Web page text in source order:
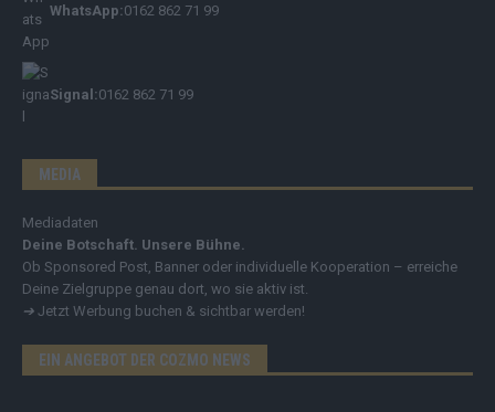
WhatsApp:0162 862 71 99
Signal:0162 862 71 99
MEDIA
Mediadaten
Deine Botschaft. Unsere Bühne.
Ob Sponsored Post, Banner oder individuelle Kooperation – erreiche
Deine Zielgruppe genau dort, wo sie aktiv ist.
➔ Jetzt Werbung buchen & sichtbar werden!
EIN ANGEBOT DER COZMO NEWS